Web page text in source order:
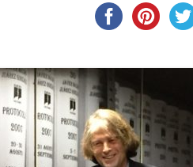
IRPF
PREMIO NYR
NUEVA ETAPA
POLÍTICA DE PRIVACIDAD
AVISO LEGAL
REPORTAR INCIDENCIA
LOGOTIPO